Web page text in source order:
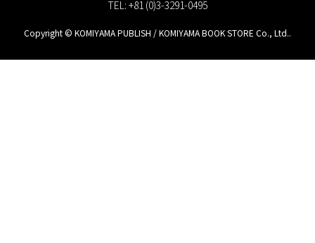
TEL: +81 (0)3-3291-0495
Copyright © KOMIYAMA PUBLISH / KOMIYAMA BOOK STORE Co., Ltd..